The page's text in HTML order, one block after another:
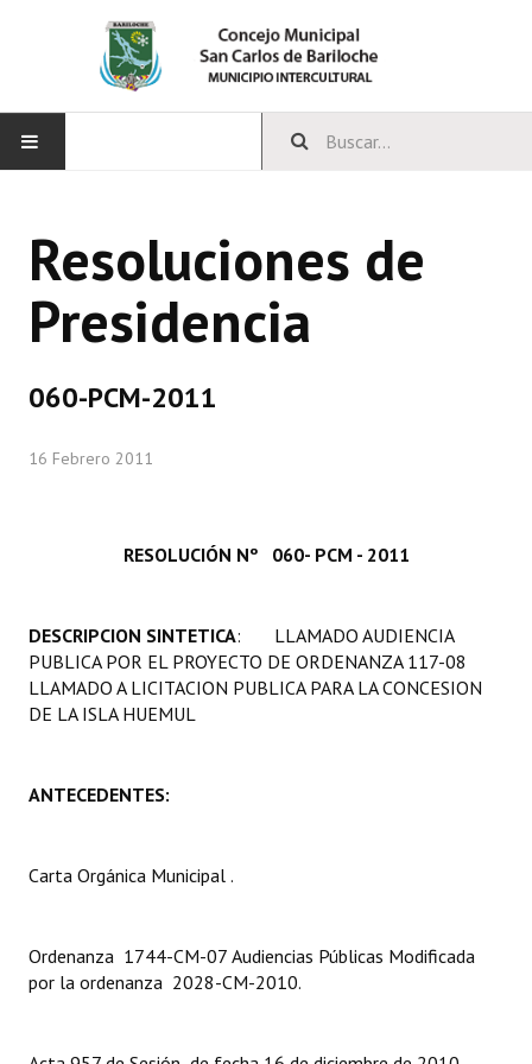
CONCEJO
Bloques Políticos
Comisiones Permanentes
Comisiones Especiales
Programas
Constitución Nacional
Constitución Provincial
DOCUMENTOS
Resoluciones de
Presidencia
060-PCM-2011
16 Febrero 2011
RESOLUCIÓN Nº 060- PCM - 2011
DESCRIPCION SINTETICA: LLAMADO AUDIENCIA
PUBLICA POR EL PROYECTO DE ORDENANZA 117-08
LLAMADO A LICITACION PUBLICA PARA LA CONCESION
DE LA ISLA HUEMUL
ANTECEDENTES:
Carta Orgánica Municipal .
Ordenanza 1744-CM-07 Audiencias Públicas Modificada
por la ordenanza 2028-CM-2010.